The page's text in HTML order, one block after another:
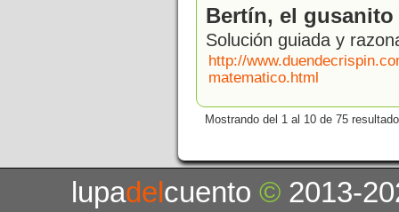
Bertín, el gusanito
Solución guiada y
http://
matematico.html
Mostrando del 1 al 10 de 75
lupadelcuento© 2013-